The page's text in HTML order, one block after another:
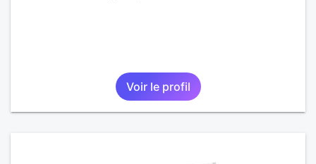
Voir le profil